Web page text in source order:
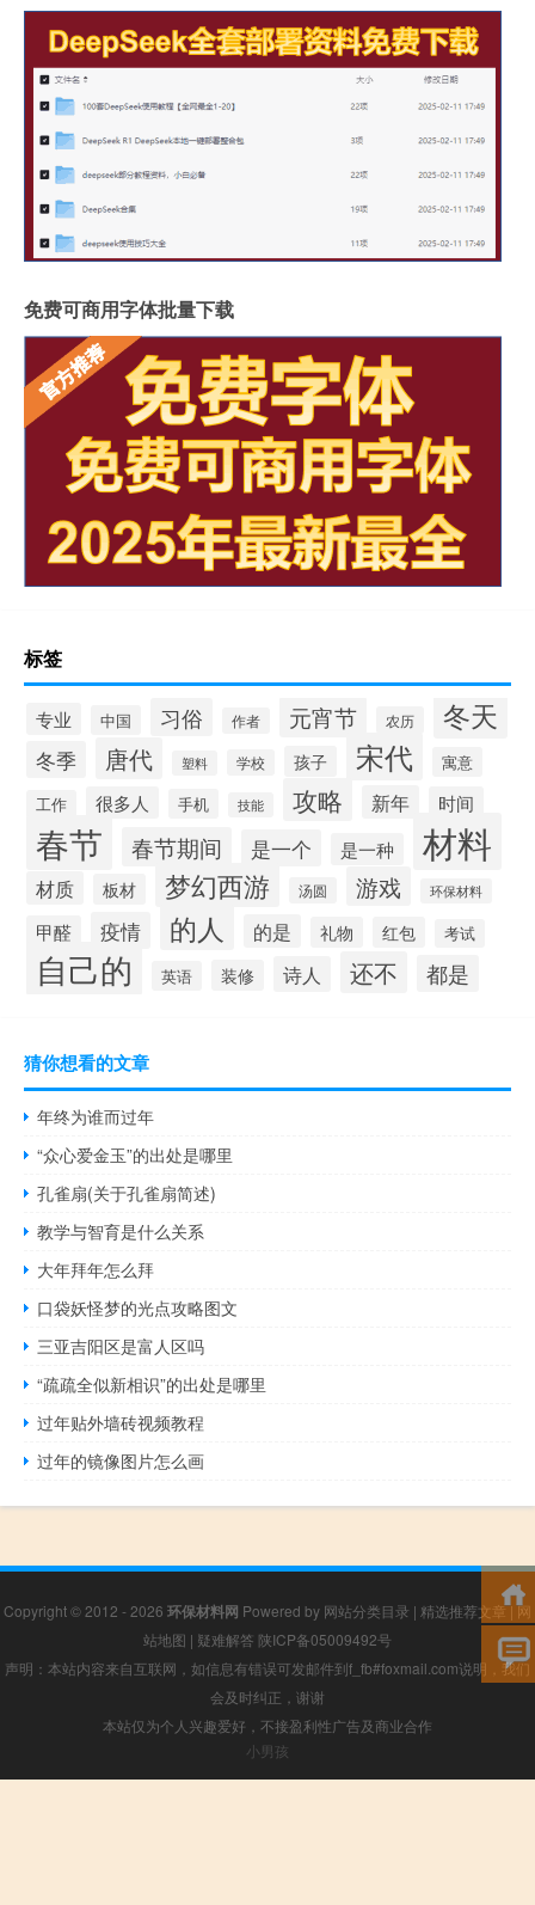
免费可商用字体批量下载
标签
专业 中国 习俗 作者 元宵节 农历 冬天
冬季 唐代 塑料 学校 孩子 宋代 寓意
工作 很多人 手机 技能 攻略 新年 时间
春节 春节期间 是一个 是一种 材料
材质 板材 梦幻西游 汤圆 游戏 环保材料
甲醛 疫情 的人 的是 礼物 红包 考试
自己的 英语 装修 诗人 还不 都是
猜你想看的文章
年终为谁而过年
“众心爱金玉”的出处是哪里
孔雀扇(关于孔雀扇简述)
教学与智育是什么关系
大年拜年怎么拜
口袋妖怪梦的光点攻略图文
三亚吉阳区是富人区吗
“疏疏全似新相识”的出处是哪里
过年贴外墙砖视频教程
过年的镜像图片怎么画
Copyright © 2012 - 2026 环保材料网 Powered by 网站分类目录 | 精选推荐文章|网
站地图 | 疑难解答 陕ICP备05009492号
声明：本站内容来自互联网，如信息有错误可发邮件到f_fb#foxmail.com说明，我们
会及时纠正，谢谢
本站仅为个人兴趣爱好，不接盈利性广告及商业合作
小男孩